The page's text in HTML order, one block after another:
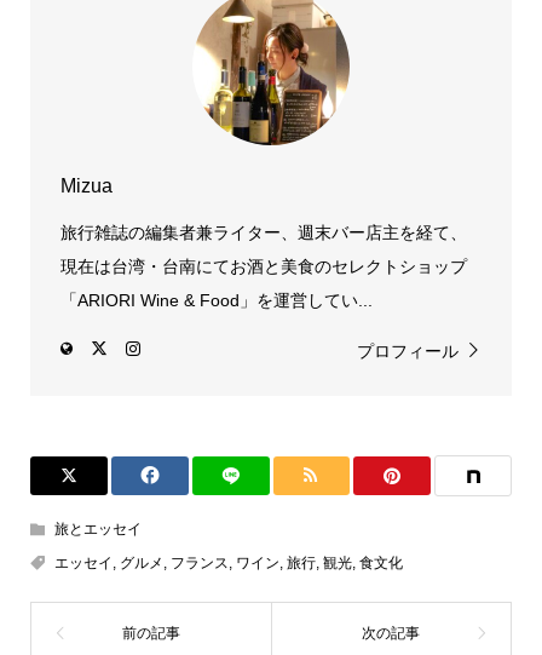
Mizua
旅行雑誌の編集者兼ライター、週末バー店主を経て、
現在は台湾・台南にてお酒と美食のセレクトショップ
「ARIORI Wine & Food」を運営してい...
プロフィール
旅とエッセイ
エッセイ , グルメ , フランス, ワイン, 旅行, 観光, 食文化